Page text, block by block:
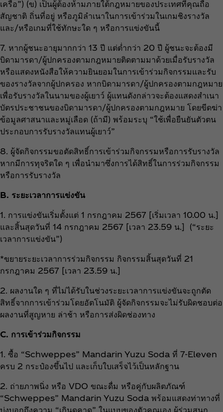
เครือ”) (ข) เป็นผู้ต้องห้ามภายใต้กฎหมายของประเทศที่คุณถือ
สัญชาติ ถิ่นที่อยู่ หรือภูมิลำเนาในการเข้าร่วมในเกมชิงรางวัล
และ/หรือเกมที่ใช้ทักษะใด ๆ หรือการแข่งขันนี้
7. หากผู้ชนะอายุมากกว่า 13 ปี แต่ต่ำกว่า 20 ปี ผู้ชนะจะต้องมี
บิดามารดา/ผู้ปกครองตามกฎหมายติดตามมาด้วยเมื่อรับรางวัล
หรือแสดงหนังสือให้ความยินยอมในการเข้าร่วมกิจกรรมและรับ
ของรางวัลจากผู้ปกครอง หากบิดามารดา/ผู้ปกครองตามกฎหมาย
เพื่อรับรางวัลในนามของผู้เยาว์ ผู้แทนดังกล่าวจะต้องแสดงสำเนา
บัตรประชาชนของบิดามารดา/ผู้ปกครองตามกฎหมาย โดยขีดฆ่า
ข้อมูลศาสนาและหมู่เลือด (ถ้ามี) พร้อมระบุ “ใช้เพื่อยืนยันตัวตน
ประกอบการรับรางวัลแทนผู้เยาว์”
8. ผู้จัดกิจกรรมขอตัดสิทธิ์การเข้าร่วมกิจกรรมหรือการรับรางวัล
หากมีการทุจริตใด ๆ เพื่อนำมาซึ่งการได้สิทธิ์ในการร่วมกิจกรรม
หรือการรับรางวัล
B. ระยะเวลาการแข่งขัน
1. การแข่งขันเริ่มตั้งแต่ 1 กรกฎาคม 2567 [เริ่มเวลา 10.00 น.]
และสิ้นสุดวันที่ 14 กรกฎาคม 2567 [เวลา 23.59 น.] (“ระยะ
เวลาการแข่งขัน”)
*ขยายระยะเวลาการร่วมกิจกรรม กิจกรรมสิ้นสุดวันที่ 21
กรกฎาคม 2567 [เวลา 23.59 น.]
2. ผลงานใด ๆ ที่ไม่ได้รับในช่วงระยะเวลาการแข่งขันจะถูกตัด
สิทธิ์จากการเข้าร่วมโดยอัตโนมัติ ผู้จัดกิจกรรมจะไม่รับผิดชอบต่อ
ผลงานที่สูญหาย ล่าช้า หรือการส่งผิดช่องทาง
C. การเข้าร่วมกิจกรรม
1. ซื้อ “Schweppes” Mandarin Yuzu Soda ที่ 7-Eleven
ครบ 2 กระป๋องขึ้นไป และเก็บใบเสร็จไว้เป็นหลักฐาน
2. ถ่ายภาพนิ่ง หรือ VDO ขณะดื่ม หรือคู่กับผลิตภัณฑ์
“Schweppes” Mandarin Yuzu Soda พร้อมแสดงท่าทางที่
บ่งบอกถึงความ “เกินดคาด” ในแบบของตัวคุณเอง ผู้ร่วมสนุก